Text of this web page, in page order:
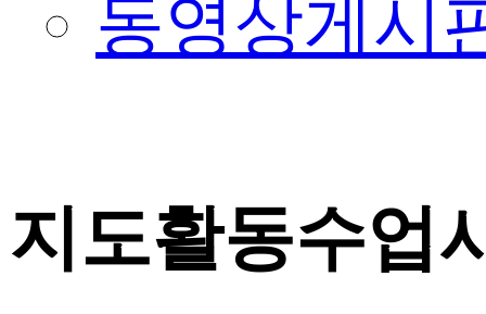
동영상게시
지도활동수업